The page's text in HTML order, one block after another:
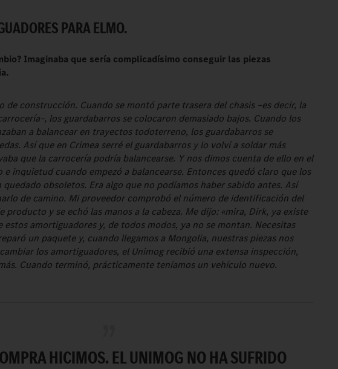
PARA ELMO.
Imaginaba que sería complicadísimo conseguir las piezas
de construcción. Cuando se montó parte trasera del chasis –es decir, la
los guardabarros se colocaron demasiado bajos. Cuando los
a balancear en trayectos todoterreno, los guardabarros se
Así que en Crimea serré el guardabarros y lo volví a soldar más
que la carrocería podría balancearse. Y nos dimos cuenta de ello en el
e inquietud cuando empezó a balancearse. Entonces quedó claro que los
obsoletos. Era algo que no podíamos haber sabido antes. Así
de camino. Mi proveedor comprobó el número de identificación del
producto y se echó las manos a la cabeza. Me dijo: «mira, Dirk, ya existe
estos amortiguadores y, de todos modos, ya no se montan. Necesitas
un paquete y, cuando llegamos a Mongolia, nuestras piezas nos
los amortiguadores, el Unimog recibió una extensa inspección,
Cuando terminó, prácticamente teníamos un vehículo nuevo.
HICIMOS. EL UNIMOG NO HA SUFRIDO